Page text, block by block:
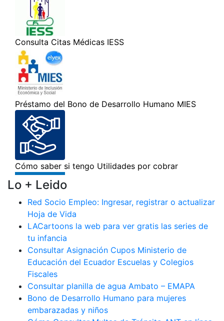
Lo + Leido
Red Socio Empleo: Ingresar, registrar o actualizar
Hoja de Vida
LACartoons la web para ver gratis las series de
tu infancia
Consultar Asignación Cupos Ministerio de
Educación del Ecuador Escuelas y Colegios
Fiscales
Consultar planilla de agua Ambato – EMAPA
Bono de Desarrollo Humano para mujeres
embarazadas y niños